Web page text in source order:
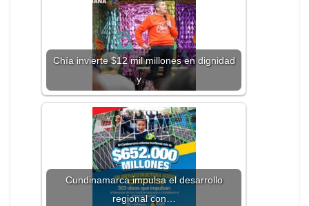
Chía invierte $12 mil millones en dignidad
y…
Cundinamarca impulsa el desarrollo
regional con…